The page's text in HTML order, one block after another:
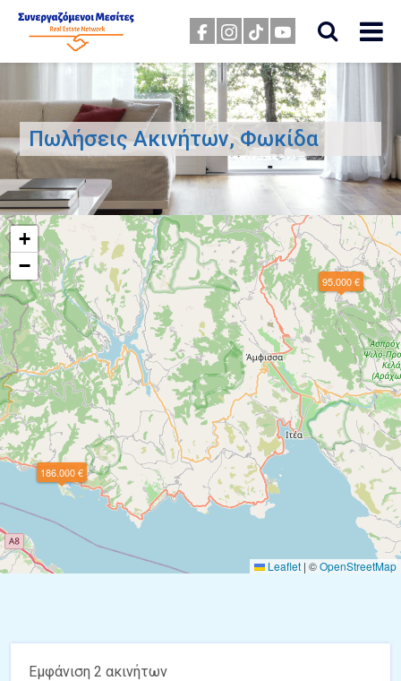
Πωλήσεις Ακινήτων, Φωκίδα
95.000 €
186.000 €
+
−
Leaflet | ©OpenStreetMap
Εμφάνιση 2 ακινήτων